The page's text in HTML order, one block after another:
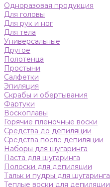
Одноразовая продукция
Для головы
Для рук и ног
Для тела
Универсальные
Другое
Полотенца
Простыни
Салфетки
Эпиляция
Скрабы и обертывания
Фартуки
Воскоплавы
Горячие пленочные воски
Средства до депиляции
Средства после депиляции
Наборы для шугаринга
Паста для шугаринга
Полоски для депиляции
Тальк и пудры для шугаринга
Теплые воски для депиляции